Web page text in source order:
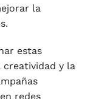
la
estas
y la
redes